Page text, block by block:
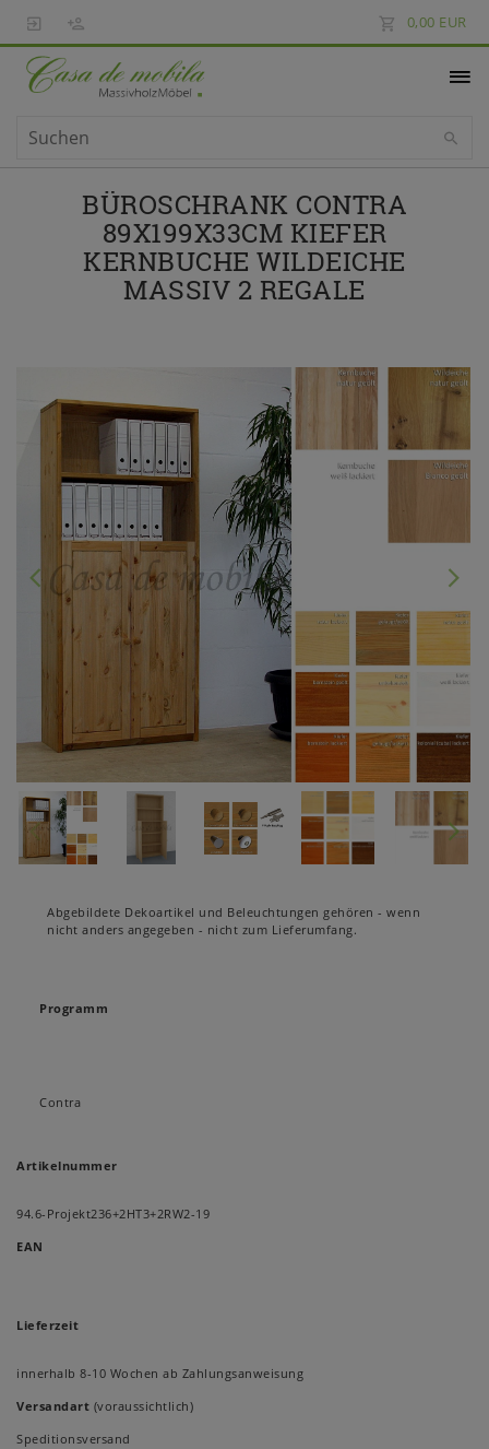
0,00 EUR
BÜROSCHRANK CONTRA
89X199X33CM KIEFER
KERNBUCHE WILDEICHE
MASSIV 2 REGALE
Abgebildete Dekoartikel und Beleuchtungen gehören - wenn
nicht anders angegeben - nicht zum Lieferumfang.
Programm
Contra
Artikelnummer
94.6-Projekt236+2HT3+2RW2-19
EAN
Lieferzeit
innerhalb 8-10 Wochen ab Zahlungsanweisung
Versandart (voraussichtlich)
Speditionsversand